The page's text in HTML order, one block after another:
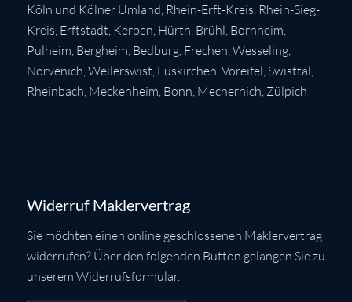
Köln und Kölner Umland, Rhein-Erft-Kreis, Rhein-Sieg-
Kreis, Erftstadt, Kerpen, Hürth, Brühl, Bornheim,
Pulheim, Bergheim, Bedburg, Frechen,Wesseling,
Nörvenich,Weilerswist, Euskirchen, Voreifel, Swisttal,
Rheinbach, Meckenheim, Bonn, Mechernich, Zülpich
Widerruf Maklervertrag
Sie möchten einen online geschlossenen Maklervertrag
widerrufen? Über den folgenden Button gelangen Sie zu
unserem Widerrufsformular.